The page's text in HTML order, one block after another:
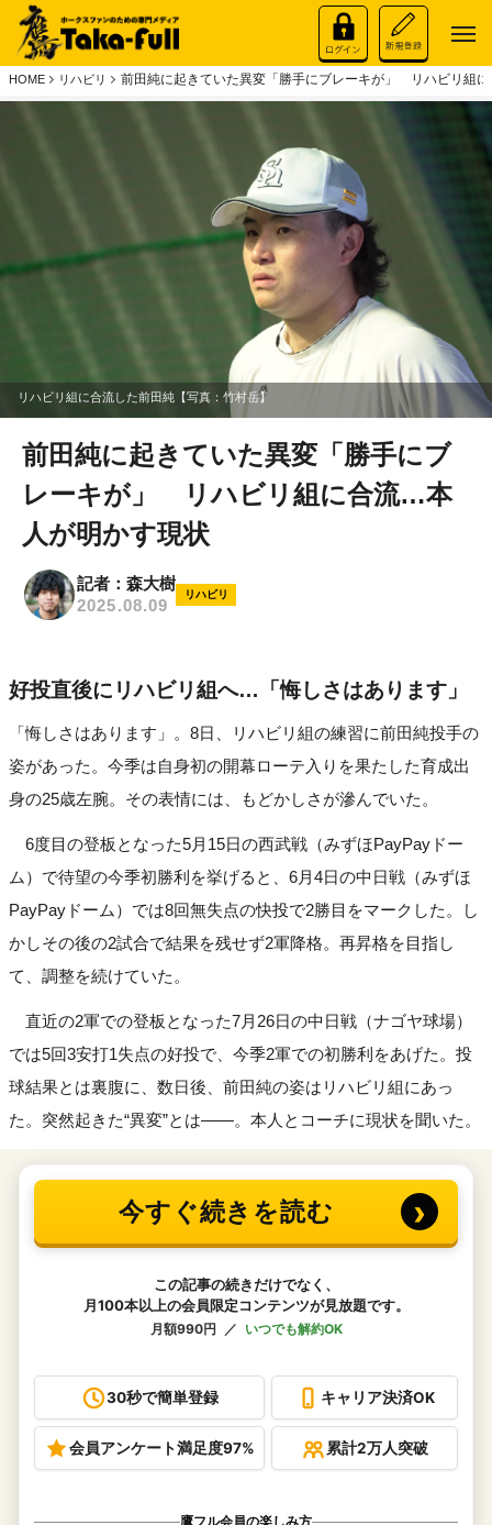
HOME リハビリ 前田純に起きていた異変「勝手にブレーキが」 リハビリ組
リハビリ組に合流した前田純【写真：竹村岳】
前田純に起きていた異変「勝手にブ
レーキが」 リハビリ組に合流…本
人が明かす現状
記者：森大樹
2025.08.09
リハビリ
好投直後にリハビリ組へ…「悔しさはあります」
「悔しさはあります」。8日、リハビリ組の練習に前田純投手の
姿があった。今季は自身初の開幕ローテ入りを果たした育成出
身の25歳左腕。その表情には、もどかしさが滲んでいた。
6度目の登板となった5月15日の西武戦（みずほPayPayドー
ム）で待望の今季初勝利を挙げると、6月4日の中日戦（みずほ
PayPayドーム）では8回無失点の快投で2勝目をマークした。し
かしその後の2試合で結果を残せず2軍降格。再昇格を目指し
て、調整を続けていた。
直近の2軍での登板となった7月26日の中日戦（ナゴヤ球場）
では5回3安打1失点の好投で、今季2軍での初勝利をあげた。投
球結果とは裏腹に、数日後、前田純の姿はリハビリ組にあっ
た。突然起きた“異変”とは――。本人とコーチに現状を聞いた。